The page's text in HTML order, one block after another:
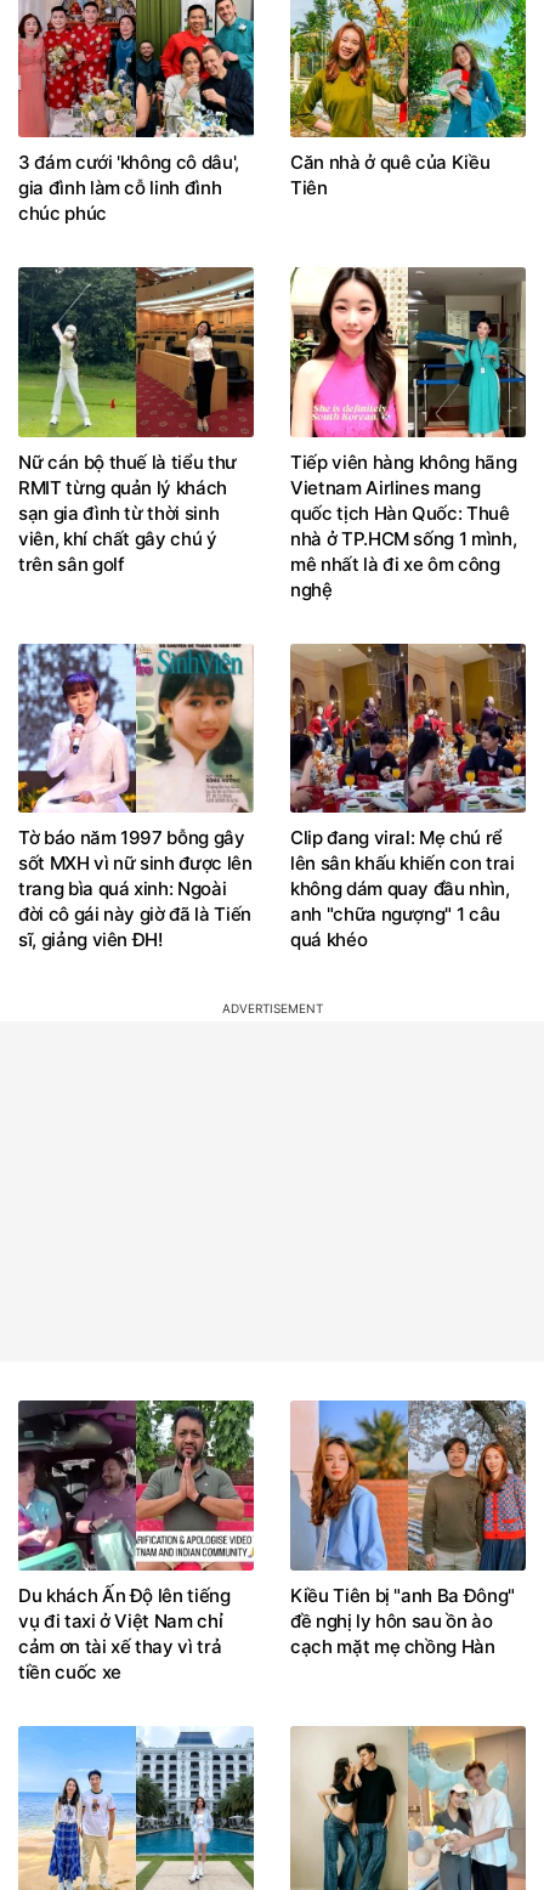
3 đám cưới 'không cô dâu',
gia đình làm cỗ linh đình
chúc phúc
Căn nhà ở quê của Kiều
Tiên
Nữ cán bộ thuế là tiểu thư
RMIT từng quản lý khách
sạn gia đình từ thời sinh
viên, khí chất gây chú ý
trên sân golf
Tiếp viên hàng không hãng
Vietnam Airlines mang
quốc tịch Hàn Quốc: Thuê
nhà ở TP.HCM sống 1 mình,
mê nhất là đi xe ôm công
nghệ
Tờ báo năm 1997 bỗng gây
sốt MXH vì nữ sinh được lên
trang bìa quá xinh: Ngoài
đời cô gái này giờ đã là Tiến
sĩ, giảng viên ĐH!
Clip đang viral: Mẹ chú rể
lên sân khấu khiến con trai
không dám quay đầu nhìn,
anh "chữa ngượng" 1 câu
quá khéo
Du khách Ấn Độ lên tiếng
vụ đi taxi ở Việt Nam chỉ
cảm ơn tài xế thay vì trả
tiền cuốc xe
Kiều Tiên bị "anh Ba Đông"
đề nghị ly hôn sau ồn ào
cạch mặt mẹ chồng Hàn